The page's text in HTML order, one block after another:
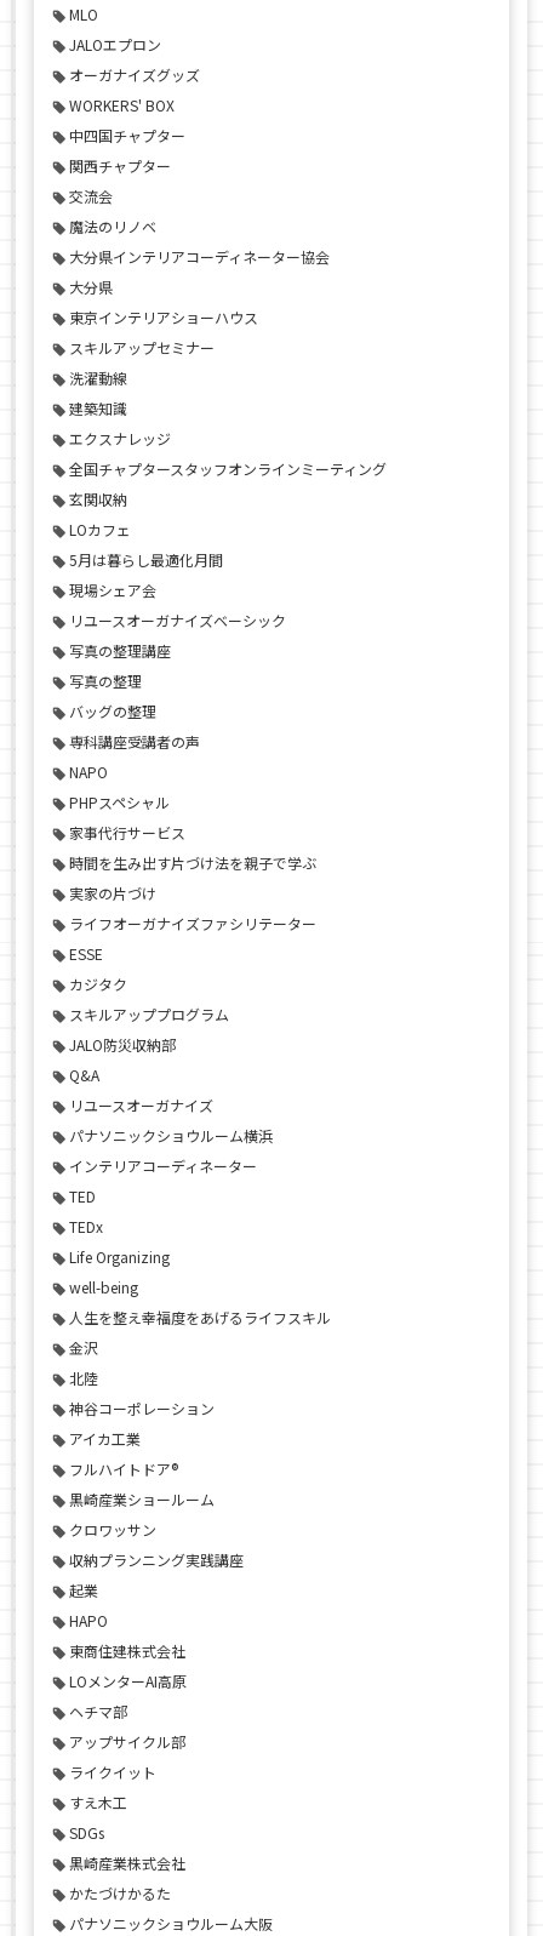
MLO
JALOエプロン
オーガナイズグッズ
WORKERS' BOX
中四国チャプター
関西チャプター
交流会
魔法のリノベ
大分県インテリアコーディネーター協会
大分県
東京インテリアショーハウス
スキルアップセミナー
洗濯動線
建築知識
エクスナレッジ
全国チャプタースタッフオンラインミーティング
玄関収納
LOカフェ
5月は暮らし最適化月間
現場シェア会
リユースオーガナイズベーシック
写真の整理講座
写真の整理
バッグの整理
専科講座受講者の声
NAPO
PHPスペシャル
家事代行サービス
時間を生み出す片づけ法を親子で学ぶ
実家の片づけ
ライフオーガナイズファシリテーター
ESSE
カジタク
スキルアッププログラム
JALO防災収納部
Q&A
リユースオーガナイズ
パナソニックショウルーム横浜
インテリアコーディネーター
TED
TEDx
Life Organizing
well-being
人生を整え幸福度をあげるライフスキル
金沢
北陸
神谷コーポレーション
アイカ工業
フルハイトドア®
黒崎産業ショールーム
クロワッサン
収納プランニング実践講座
起業
HAPO
東商住建株式会社
LOメンターAI高原
ヘチマ部
アップサイクル部
ライクイット
すえ木工
SDGs
黒崎産業株式会社
かたづけかるた
パナソニックショウルーム大阪